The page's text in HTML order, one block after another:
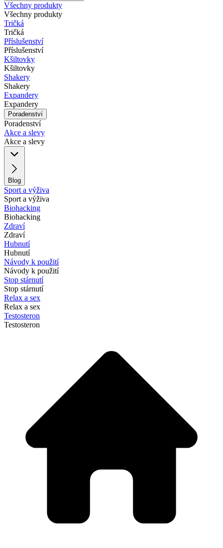
Všechny produkty
Všechny produkty
Tričká
Tričká
Příslušenství
Příslušenství
Kšiltovky
Kšiltovky
Shakery
Shakery
Expandery
Expandery
Poradenství
Poradenství
Akce a slevy
Akce a slevy
Blog
Sport a výživa
Sport a výživa
Biohacking
Biohacking
Zdraví
Zdraví
Hubnutí
Hubnutí
Návody k použití
Návody k použití
Stop stárnutí
Stop stárnutí
Relax a sex
Relax a sex
Testosteron
Testosteron